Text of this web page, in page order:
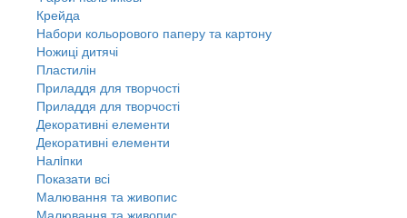
Крейда
Набори кольорового паперу та картону
Ножиці дитячі
Пластилін
Приладдя для творчості
Приладдя для творчості
Декоративні елементи
Декоративні елементи
Налiпки
Показати всі
Малювання та живопис